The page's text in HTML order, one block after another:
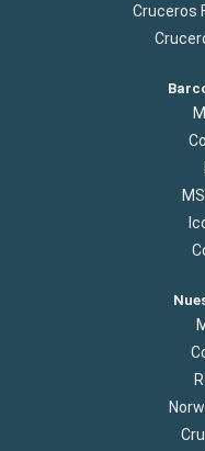
Cruceros